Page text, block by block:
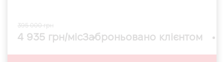
4 935 грн/місЗаброньовано клієнтом
395 000 грн